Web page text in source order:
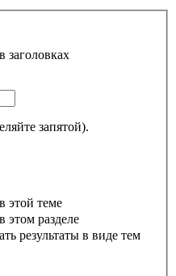
заголовках
запятой).
этой теме
этом разделе
результаты в виде тем